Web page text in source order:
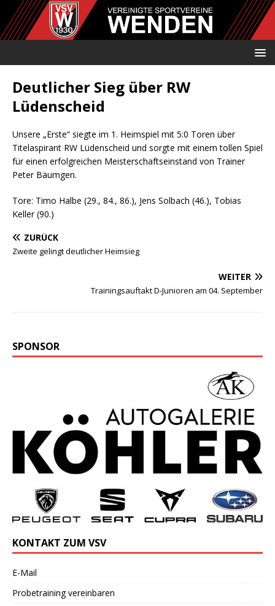
Deutlicher Sieg über RW
Lüdenscheid
Unsere „Erste“ siegte im 1. Heimspiel mit 5:0 Toren über
Titelaspirant RW Lüdenscheid und sorgte mit einem tollen Spiel
für einen erfolgreichen Meisterschaftseinstand von Trainer
Peter Bäumgen.
Tore: Timo Halbe (29., 84., 86.), Jens Solbach (46.), Tobias
Keller (90.)
ZURÜCK
Zweite gelingt deutlicher Heimsieg
WEITER
Trainingsauftakt D-Junioren am 04. September
SPONSOR
KONTAKT ZUM VSV
E-Mail
Probetraining vereinbaren